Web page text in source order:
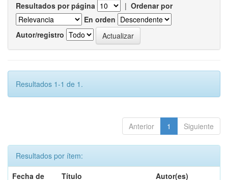
Resultados por página | Ordenar por
En orden
Autor/registro
Resultados 1-1 de 1.
Anterior 1 Siguiente
Resultados por ítem:
Fecha de
Título Autor(es)